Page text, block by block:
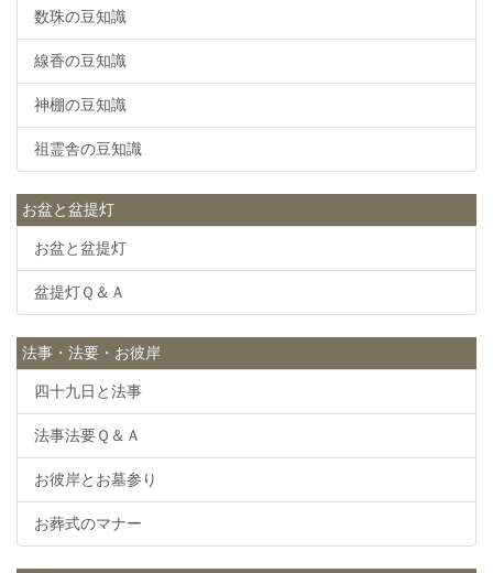
数珠の豆知識
線香の豆知識
神棚の豆知識
祖霊舎の豆知識
お盆と盆提灯
お盆と盆提灯
盆提灯Ｑ＆Ａ
法事・法要・お彼岸
四十九日と法事
法事法要Ｑ＆Ａ
お彼岸とお墓参り
お葬式のマナー